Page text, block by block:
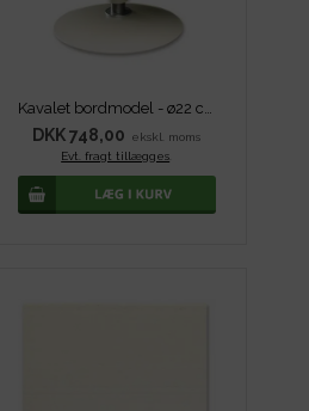
Kavalet bordmodel - ø22 cm
DKK 748,00
ekskl. moms
Evt. fragt tillægges